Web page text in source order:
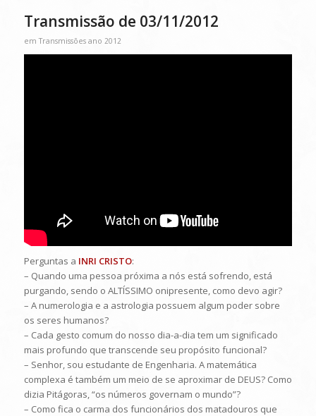
Transmissão de 03/11/2012
emTransmissões ano 2012
Perguntas a INRI CRISTO:
– Quando uma pessoa próxima a nós está sofrendo, está
purgando, sendo o ALTÍSSIMO onipresente, como devo agir?
– A numerologia e a astrologia possuem algum poder sobre
os seres humanos?
– Cada gesto comum do nosso dia-a-dia tem um significado
mais profundo que transcende seu propósito funcional?
– Senhor, sou estudante de Engenharia. A matemática
complexa é também um meio de se aproximar de DEUS? Como
dizia Pitágoras, “os números governam o mundo”?
– Como fica o carma dos funcionários dos matadouros que